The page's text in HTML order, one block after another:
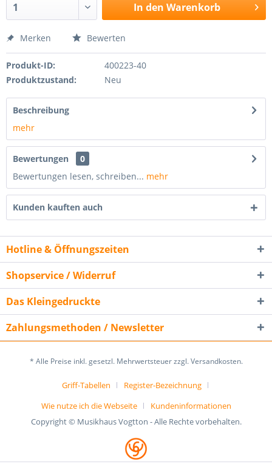
In den Warenkorb
Merken Bewerten
Produkt-ID:
400223-40
Produktzustand:
Neu
Beschreibung
mehr
Bewertungen
0
Bewertungen lesen, schreiben... mehr
Kunden kauften auch
Hotline & Öffnungszeiten
Shopservice / Widerruf
Das Kleingedruckte
Zahlungsmethoden / Newsletter
* Alle Preise inkl. gesetzl. Mehrwertsteuer zzgl. Versandkosten.
Griff-Tabellen
Register-Bezeichnung
Wie nutze ich die Webseite
Kundeninformationen
Copyright © Musikhaus Vogtton - Alle Rechte vorbehalten.